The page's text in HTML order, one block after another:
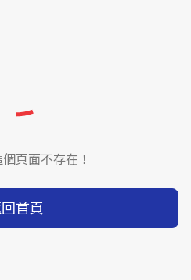
頁面不存在！
首頁